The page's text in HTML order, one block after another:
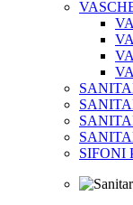
SIFONI